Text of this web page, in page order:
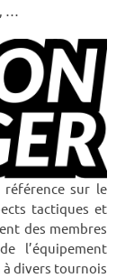
…
sur le
tactiques et
des membres
l’équipement
divers tournois